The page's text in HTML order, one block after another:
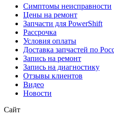
Симптомы неисправности
Цены на ремонт
Запчасти для PowerShift
Рассрочка
Условия оплаты
Доставка запчастей по
Запись на ремонт
Запись на диагностику
Отзывы клиентов
Видео
Новости
Сайт